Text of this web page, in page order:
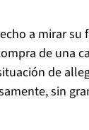
a mirar
de una
de
sin